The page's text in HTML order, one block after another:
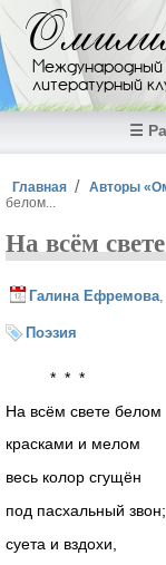
Перейти к основному
Международный
литературный
☰
Вы здесь
Главная Авторы
белом...
На всём
Галина Ефремова
Поэзия
* * *
На всём свете белом
красками и мелом
весь колор сгущён
под пасхальный звон;
суета и вздохи,